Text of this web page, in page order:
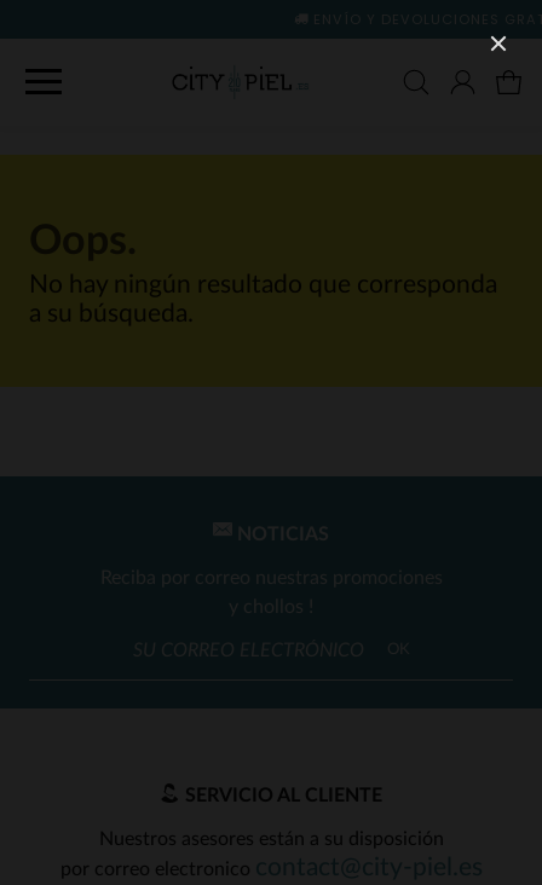
ENVÍO Y DEVOLUCIONES GRATIS (ver
No hay ningún resultado que corresponda
a su búsqueda.
NOTICIAS
Reciba por correo nuestras promociones
y chollos !
OK
SERVICIO AL CLIENTE
Nuestros asesores están a su disposición
por correo electronico